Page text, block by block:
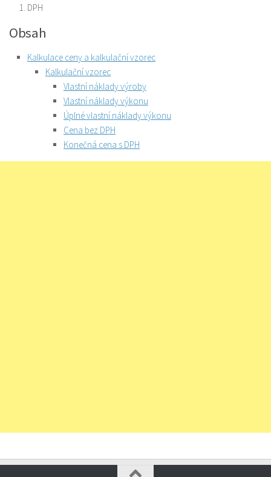
DPH
Obsah
Kalkulace ceny a kalkulační vzorec
Kalkulační vzorec
Vlastní náklady výroby
Vlastní náklady výkonu
Úplné vlastní náklady výkonu
Cena bez DPH
Konečná cena s DPH